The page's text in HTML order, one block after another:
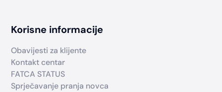
Korisne informacije
Obavijesti za klijente
Kontakt centar
FATCA STATUS
Sprječavanje pranja novca